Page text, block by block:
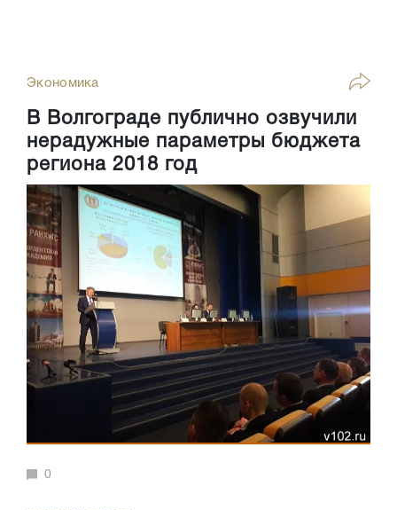
Экономика
В Волгограде публично озвучили
нерадужные параметры бюджета
региона 2018 год
0